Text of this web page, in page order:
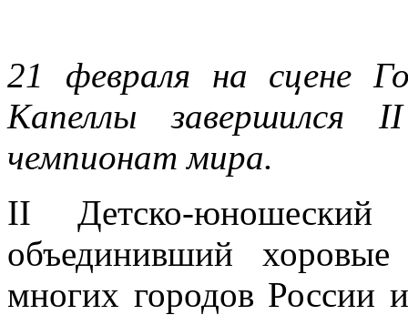
21 февраля на сцене
Капеллы завершился
чемпионат мира.
II Детско-
объединивший
многих городов России